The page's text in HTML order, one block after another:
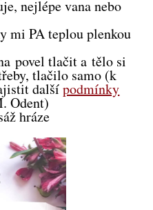
nejlépe vana nebo
mi PA teplou plenkou
povel tlačit a tělo si
tlačilo samo (k
dalšípodmínky
Odent)
hráze